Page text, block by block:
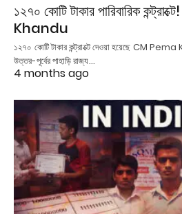
১২৭০ কোটি টাকার পারিবারিক
Khandu
১২৭০ কোটি টাকার কন্ট্রাক্টে দেওয়া হয়েছে CM
উত্তর-পূর্বের পাহাড়ি রাজ্য…
4 months ago